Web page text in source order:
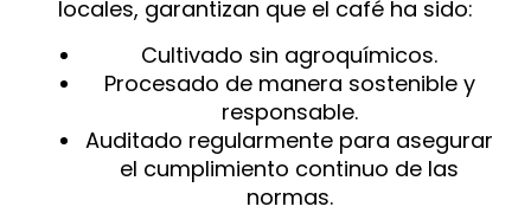
locales, garantizan que el café ha sido:
Cultivado sin agroquímicos.
Procesado de manera sostenible y
responsable.
Auditado regularmente para asegurar
el cumplimiento continuo de las
normas.